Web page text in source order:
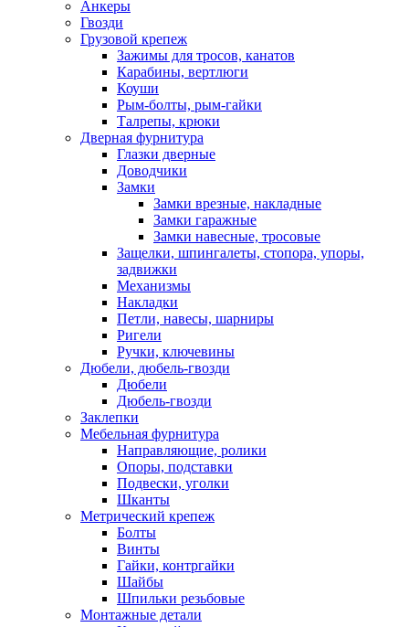
Анкеры
Гвозди
Грузовой крепеж
Зажимы для тросов, канатов
Карабины, вертлюги
Коуши
Рым-болты, рым-гайки
Талрепы, крюки
Дверная фурнитура
Глазки дверные
Доводчики
Замки
Замки врезные, накладные
Замки гаражные
Замки навесные, тросовые
Защелки, шпингалеты, стопора, упоры,
задвижки
Механизмы
Накладки
Петли, навесы, шарниры
Ригели
Ручки, ключевины
Дюбели, дюбель-гвозди
Дюбели
Дюбель-гвозди
Заклепки
Мебельная фурнитура
Направляющие, ролики
Опоры, подставки
Подвески, уголки
Шканты
Метрический крепеж
Болты
Винты
Гайки, контргайки
Шайбы
Шпильки резьбовые
Монтажные детали